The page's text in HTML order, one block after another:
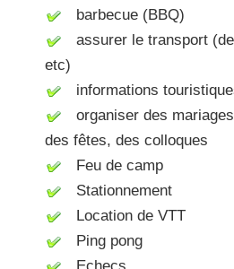
barbecue (BBQ)
assurer le transport
etc)
informations
organiser des
des fêtes, des colloques
Feu de camp
Stationnement
Location de VTT
Ping pong